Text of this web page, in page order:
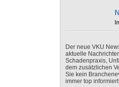
Der neue VKU
aktuelle
Schadenpraxis,
dem zusätzlichen
Sie kein
immer top